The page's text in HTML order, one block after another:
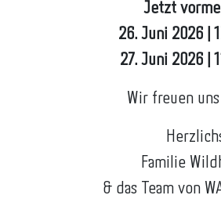
Jetzt
26. Juni 2026 |
27. Juni 2026 |
Wir freuen
Familie
& das Team von